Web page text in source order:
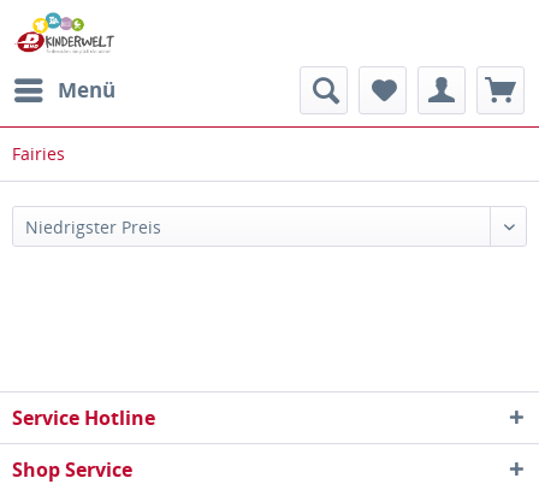
Menü
Fairies
Service Hotline
Shop Service